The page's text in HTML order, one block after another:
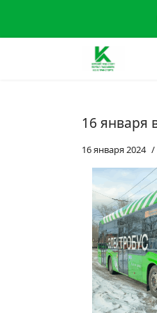
16 января
16 января 2024